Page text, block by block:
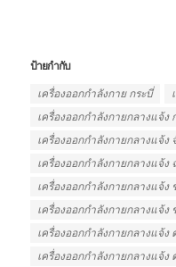
ป้ายกำกับ
เครื่องออกกำลังกาย กระบี่
เครื่องออกกำลังกายกลางแจ้ง
เครื่องออกกำลังกายกลางแจ้ง
เครื่องออกกำลังกายกลางแจ้ง
เครื่องออกกำลังกายกลางแจ้ง
เครื่องออกกำลังกายกลางแจ้ง
เครื่องออกกำลังกายกลางแจ้ง
เครื่องออกกำลังกายกลางแจ้ง